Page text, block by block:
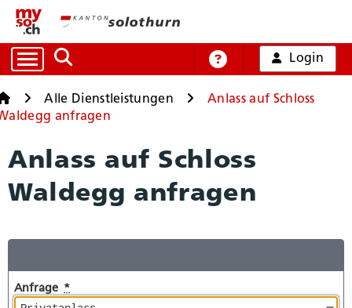
Auf die Suche zugreifen
Online-Hilfe
Login
Startseite
Alle Dienstleistungen
Arbeit und Handel
Gesundheit und Soziales
StartseiteAlle Dienstleistungen
Anlass auf Schloss
anfragen
Anlass auf Schloss
Waldegg anfragen